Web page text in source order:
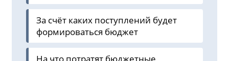
За счёт каких поступлений будет
формироваться бюджет